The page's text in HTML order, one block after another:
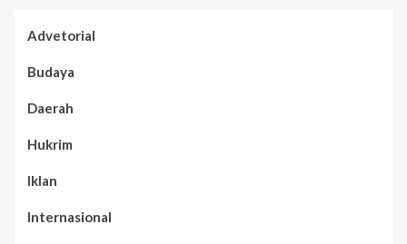
Advetorial
Budaya
Daerah
Hukrim
Iklan
Internasional